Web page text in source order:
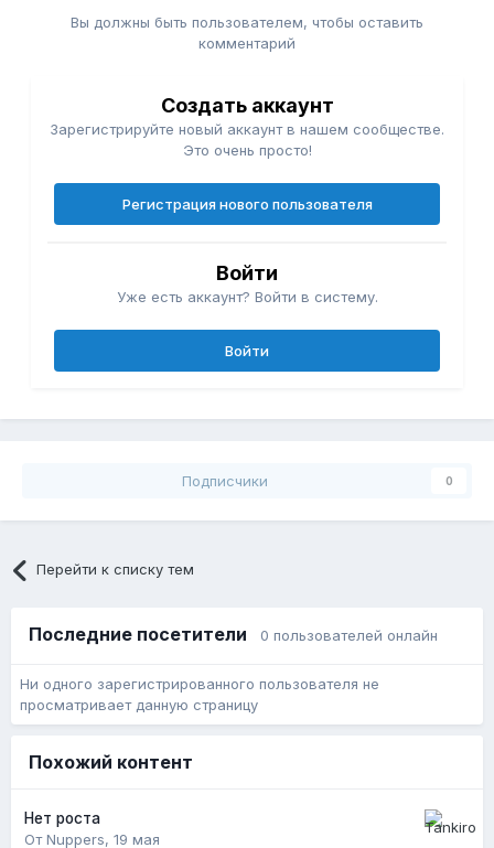
Вы должны быть пользователем, чтобы оставить
комментарий
Создать аккаунт
Зарегистрируйте новый аккаунт в нашем сообществе.
Это очень просто!
Регистрация нового пользователя
Войти
Уже есть аккаунт? Войти в систему.
Войти
Подписчики 0
Перейти к списку тем
Последние посетители 0 пользователей онлайн
Ни одного зарегистрированного пользователя не
просматривает данную страницу
Похожий контент
Нет роста
От Nuppers, 19 мая